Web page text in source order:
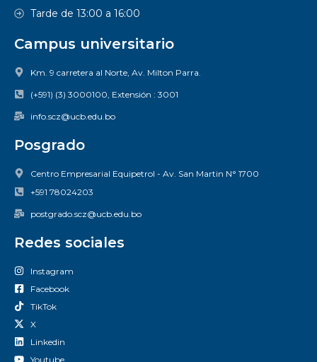
Tarde de 13:00 a 16:00
Campus universitario
Km. 9 carretera al Norte, Av. Milton Parra.
(+591) (3) 3000100, Extensión : 3001
info.scz@ucb.edu.bo
Posgrado
Centro Empresarial Equipetrol - Av. San Martin N° 1700
+591 78024203
postgrado.scz@ucb.edu.bo
Redes sociales
Instagram
Facebook
TikTok
X
Linkedin
Youtube